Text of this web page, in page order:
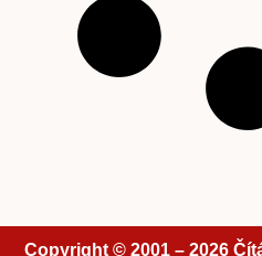
Copyright © 2001 – 2026